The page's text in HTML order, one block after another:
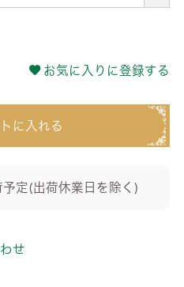
お気に入りに登録する
に入れる
定(出荷休業日を除く)
せ